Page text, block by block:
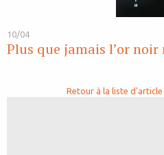
10/04
Plus que jamais l’or
Retour à la liste d'article